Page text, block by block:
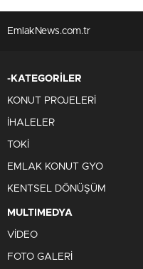
EmlakNews.com.tr
-KATEGORİLER
KONUT PROJELERİ
İHALELER
TOKİ
EMLAK KONUT GYO
KENTSEL DÖNÜŞÜM
MULTIMEDYA
VİDEO
FOTO GALERİ